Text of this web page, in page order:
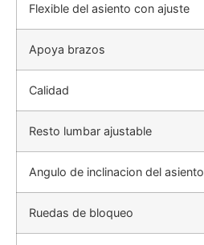
Flexible del asiento con ajuste
Apoya brazos
Calidad
Resto lumbar ajustable
Angulo de inclinacion del asiento
Ruedas de bloqueo